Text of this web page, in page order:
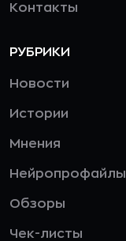
Контакты
РУБРИКИ
Новости
Истории
Мнения
Нейропрофайлы
Обзоры
Чек-листы